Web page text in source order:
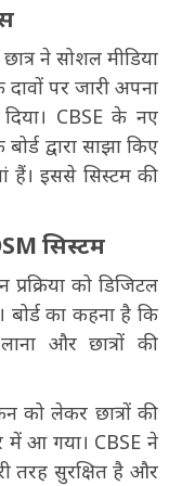
ने सोशल मीडिया
पर जारी अपना
CBSE के नए
द्वारा साझा किए
हैं। इससे सिस्टम की
सिस्टम
को डिजिटल
का कहना है कि
और छात्रों की
को लेकर छात्रों की
में आ गया। CBSE ने
तरह सुरक्षित है और